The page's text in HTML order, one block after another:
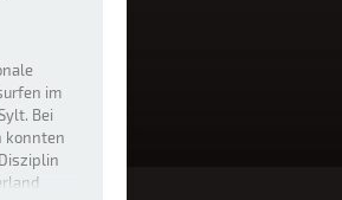
im
Bei
konnten